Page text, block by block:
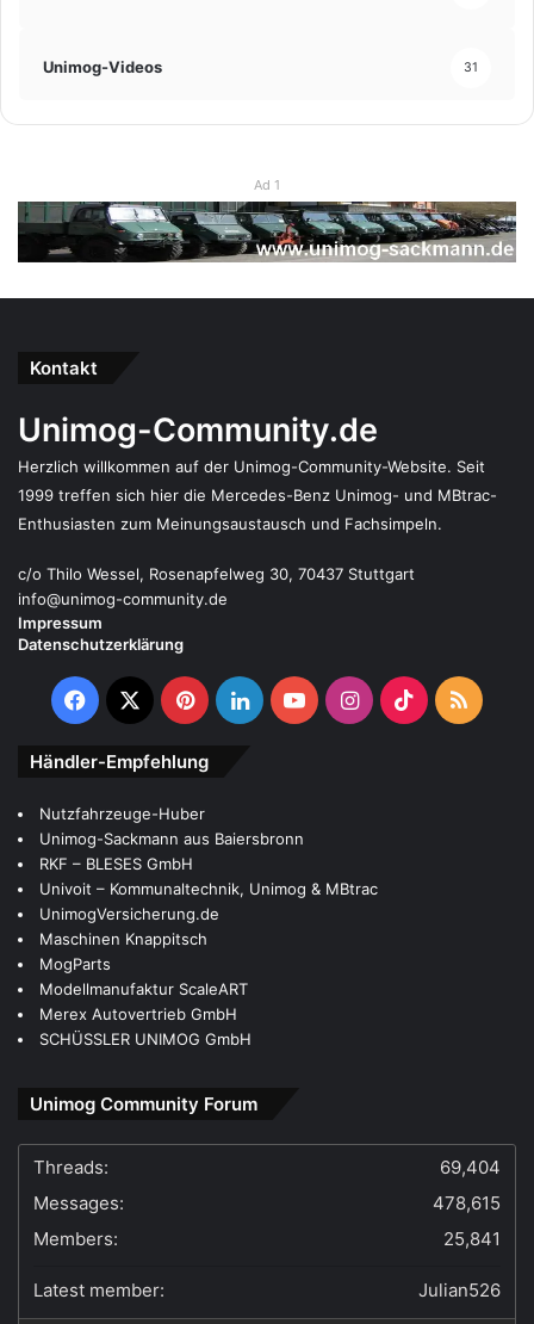
Unimog-Videos 31
Ad 1
Kontakt
Unimog-Community.de
Herzlich willkommen auf der Unimog-Community-Website. Seit
1999 treffen sich hier die Mercedes-Benz Unimog- und MBtrac-
Enthusiasten zum Meinungsaustausch und Fachsimpeln.
c/o Thilo Wessel, Rosenapfelweg 30, 70437 Stuttgart
info@unimog-community.de
Impressum
Datenschutzerklärung
Facebook
X PinterestLinkedInYouTubeInstagram
TikTokRSS
Händler-Empfehlung
MogParts
RKF – BLESES GmbH
Modellmanufaktur ScaleART
Nutzfahrzeuge-Huber
Univoit – Kommunaltechnik, Unimog & MBtrac
Maschinen Knappitsch
Merex Autovertrieb GmbH
UnimogVersicherung.de
Unimog-Sackmann aus Baiersbronn
SCHÜSSLER UNIMOG GmbH
Unimog Community Forum
Threads:
69,404
Messages:
478,615
Members:
25,841
Latest member: Julian526